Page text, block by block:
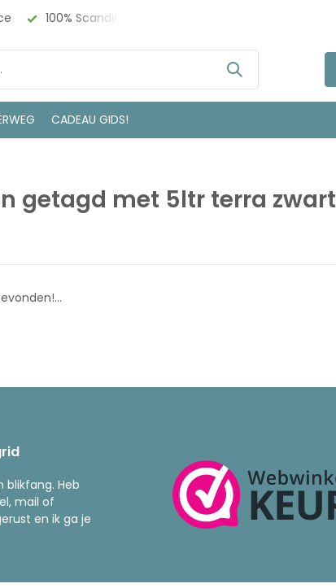
100% Scandinavisch Design
CADEAU GIDS!
getagd met 5ltr terra zwart
blikfang. Heb
mail of
en ik ga je